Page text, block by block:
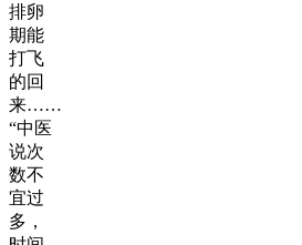
排卵
期能
打飞
的回
来……
“中医
说次
数不
宜过
多，